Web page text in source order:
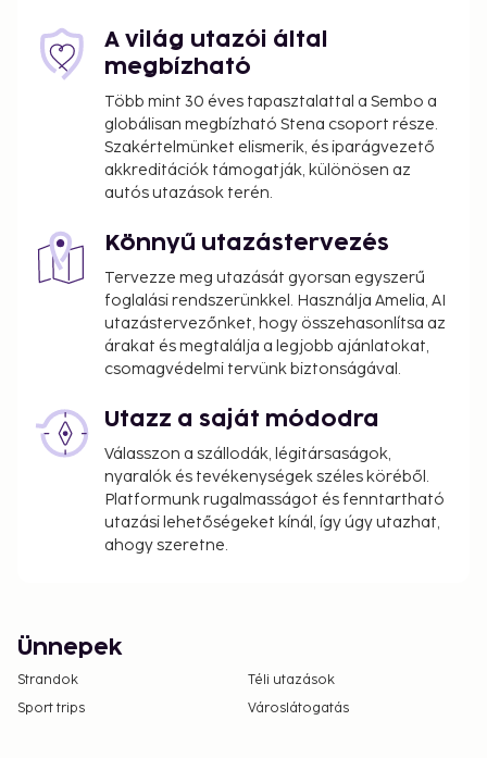
A világ utazói által
megbízható
Több mint 30 éves tapasztalattal a Sembo a
globálisan megbízható Stena csoport része.
Szakértelmünket elismerik, és iparágvezető
akkreditációk támogatják, különösen az
autós utazások terén.
Könnyű utazástervezés
Tervezze meg utazását gyorsan egyszerű
foglalási rendszerünkkel. Használja Amelia, AI
utazástervezőnket, hogy összehasonlítsa az
árakat és megtalálja a legjobb ajánlatokat,
csomagvédelmi tervünk biztonságával.
Utazz a saját módodra
Válasszon a szállodák, légitársaságok,
nyaralók és tevékenységek széles köréből.
Platformunk rugalmasságot és fenntartható
utazási lehetőségeket kínál, így úgy utazhat,
ahogy szeretne.
Ünnepek
Strandok
Téli utazások
Sport trips
Városlátogatás